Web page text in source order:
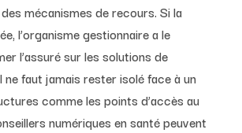
mécanismes de recours. Si la
l’organisme gestionnaire a le
l’assuré sur les solutions de
faut jamais rester isolé face à un
comme les points d’accès au
numériques en santé peuvent